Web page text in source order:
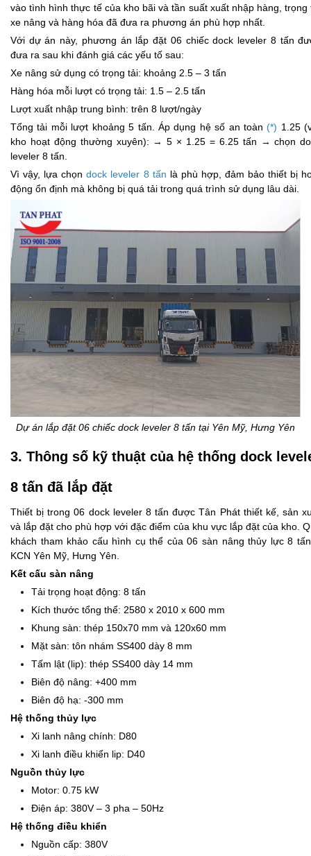
vào tình hình thực tế của kho bãi và tần suất xuất nhập hàng, trọng
xe nâng và hàng hóa đã đưa ra phương án phù hợp nhất.
Với dự án này, phương án lắp đặt 06 chiếc dock leveler 8 tấn
đưa ra sau khi đánh giá các yếu tố sau:
Xe nâng sử dụng có trọng tải: khoảng 2.5 – 3 tấn
Hàng hóa mỗi lượt có trọng tải: 1.5 – 2.5 tấn
Lượt xuất nhập trung bình: trên 8 lượt/ngày
Tổng tải mỗi lượt khoảng 5 tấn. Áp dụng hệ số an toàn (*) 1.25
kho hoạt động thường xuyên): → 5 × 1.25 = 6.25 tấn → chọn
leveler 8 tấn.
Vì vậy, lựa chọndock leveler 8 tấn là phù hợp, đảm bảo thiết bị
động ổn định mà không bị quá tải trong quá trình sử dụng lâu dài.
Dự án lắp đặt 06 chiếc dock leveler 8 tấn tại Yên Mỹ, Hưng Yên
3. Thông số kỹ thuật của hệ thống dock
8 tấn đã lắp đặt
Thiết bị trong 06 dock leveler 8 tấn được Tân Phát thiết kế, sản
và lắp đặt cho phù hợp với đặc điểm của khu vực lắp đặt của kho.
khách tham khảo cấu hình cụ thể của 06 sàn nâng thủy lực 8
KCN Yên Mỹ, Hưng Yên.
Kết cấu sàn nâng
Tải trọng hoạt động: 8 tấn
Kích thước tổng thể: 2580 x 2010 x 600 mm
Khung sàn: thép 150x70 mm và 120x60 mm
Mặt sàn: tôn nhám SS400 dày 8 mm
Tấm lật (lip): thép SS400 dày 14 mm
Biên độ nâng: +400 mm
Biên độ hạ: -300 mm
Hệ thống thủy lực
Xi lanh nâng chính: D80
Xi lanh điều khiển lip: D40
Nguồn thủy lực
Motor: 0.75 kW
Điện áp: 380V – 3 pha – 50Hz
Hệ thống điều khiển
Nguồn cấp: 380V